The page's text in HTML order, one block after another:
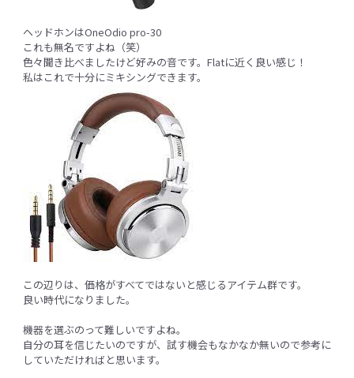
ヘッドホンはOneOdio pro-30
これも無名ですよね（笑）
色々聞き比べましたけど好みの音です。Flatに近く良い感じ！
私はこれで十分にミキシングできます。
この辺りは、価格がすべてではないと感じるアイテム群です。
良い時代になりました。
機器を選ぶのって難しいですよね。
自分の耳を信じたいのですが、試す機会もなかなか無いので参考に
していただければと思います。